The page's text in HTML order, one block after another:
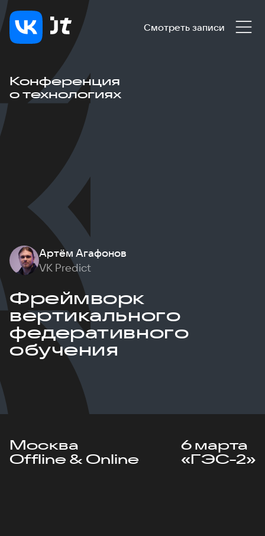
Смотреть записи
Конференция
о технологиях
Артём Агафонов
VK Predict
Фреймворк
вертикального
федеративного
обучения
Москва
Offline & Online
6 марта
«ГЭС-2»